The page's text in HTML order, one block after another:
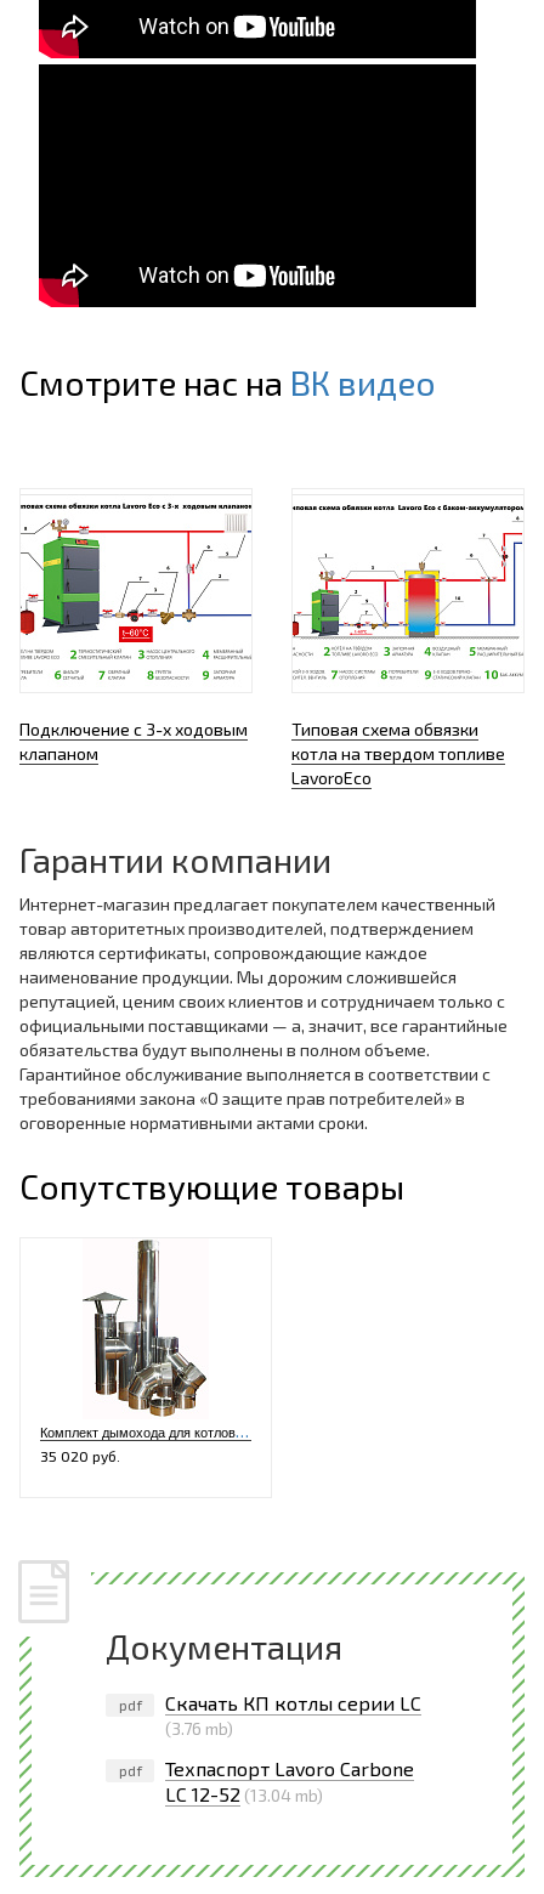
Смотрите нас на ВК видео
Подключение с 3-х ходовым
клапаном
Типовая схема обвязки
котла на твердом топливе
LavoroEco
Гарантии компании
Интернет-магазин предлагает покупателем качественный
товар авторитетных производителей, подтверждением
являются сертификаты, сопровождающие каждое
наименование продукции. Мы дорожим сложившейся
репутацией, ценим своих клиентов и сотрудничаем только с
официальными поставщиками — а, значит, все гарантийные
обязательства будут выполнены в полном объеме.
Гарантийное обслуживание выполняется в соответствии с
требованиями закона «О защите прав потребителей» в
оговоренные нормативными актами сроки.
Сопутствующие товары
К
омплект дымохода для котлов L12-42, K12-32, XL12-32, LF12-42 LC12-32 (нерж./нерж.)
35 020 руб.
Документация
pdf Скачать КП котлы серии LC
(3.76 mb)
pdf
Техпаспорт Lavoro Carbone
LC 12-52 (13.04 mb)